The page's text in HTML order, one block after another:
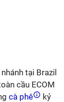
tại Brazil
cầu ECOM
cà phê
kỷ